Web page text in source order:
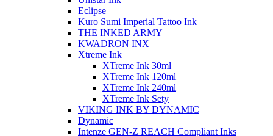
Eclipse
Kuro Sumi Imperial Tattoo Ink
THE INKED ARMY
KWADRON INX
Xtreme Ink
XTreme Ink 30ml
XTreme Ink 120ml
XTreme Ink 240ml
XTreme Ink Sety
VIKING INK BY DYNAMIC
Dynamic
Intenze GEN-Z REACH Compliant Inks